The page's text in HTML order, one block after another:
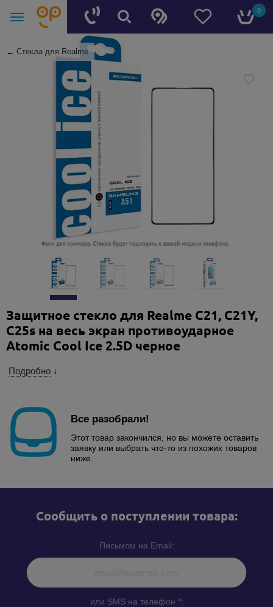
0
← Стекла для Realme
Защитное стекло для Realme C21, C21Y,
C25s на весь экран противоударное
Atomic Cool Ice 2.5D черное
Подробно ↓
Все разобрали!
Этот товар закончился, но вы можете оставить
заявку или выбрать что-то из похожих товаров
ниже.
Cообщить о поступлении товара:
Письмом на Email:
или SMS на телефон *: